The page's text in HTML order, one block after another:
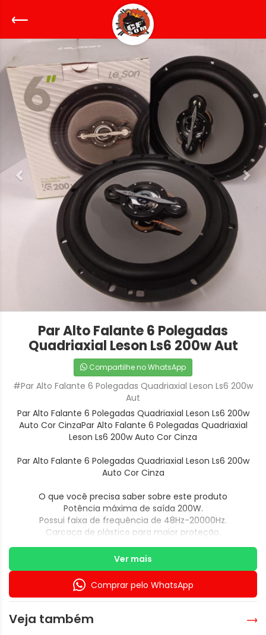
Par Alto Falante 6 Polegadas
Quadriaxial Leson Ls6 200w Aut
Compartilhe no WhatsApp
#Par Alto Falante 6 Polegadas Quadriaxial Leson Ls6 200w
Aut
Par Alto Falante 6 Polegadas Quadriaxial Leson Ls6 200w
Auto Cor CinzaPar Alto Falante 6 Polegadas Quadriaxial
Leson Ls6 200w Auto Cor Cinza
Par Alto Falante 6 Polegadas Quadriaxial Leson Ls6 200w
Auto Cor Cinza
O que você precisa saber sobre este produto
Potência máxima de saída 200W.
Possui faixa de frequência de 48Hz-20000Hz.
Carcaça de plástico para maior proteção.
Dimensões: 6" X 16.5" X 6".
Com profundidade de 58mm.
A CF Som recomenda que a instalação seja feita por
profissional especializado e não se responsabiliza pelo mau
uso do produto.
Ver mais
Comprar pelo WhatsApp
Veja também